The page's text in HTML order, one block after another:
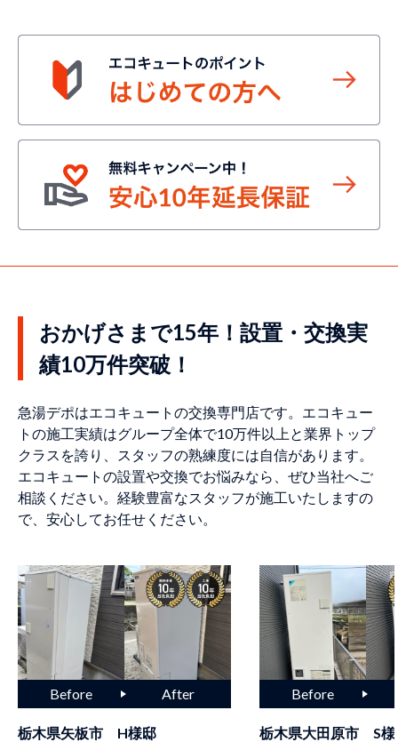
おかげさまで15年！設置・交換実
績10万件突破！
急湯デポはエコキュートの交換専門店です。エコキュー
トの施工実績はグループ全体で10万件以上と業界トップ
クラスを誇り、スタッフの熟練度には自信があります。
エコキュートの設置や交換でお悩みなら、ぜひ当社へご
相談ください。経験豊富なスタッフが施工いたしますの
で、安心してお任せください。
栃木県矢板市 H様邸 栃木県大田原市 S様